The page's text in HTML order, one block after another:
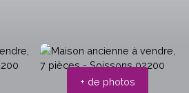
+ de photos